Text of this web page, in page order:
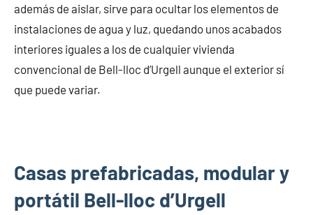
además de aislar, sirve para ocultar los elementos de
instalaciones de agua y luz, quedando unos acabados
interiores iguales a los de cualquier vivienda
convencional de Bell-lloc d’Urgell aunque el exterior sí
que puede variar.
Casas prefabricadas, modular y
portátil Bell-lloc d’Urgell